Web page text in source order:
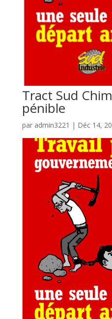
Tract Sud
pénible
par admin3221 | Déc 14,